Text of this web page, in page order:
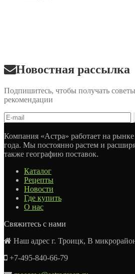
Новостная рассылка
Подпишитесь, чтобы получать
рекомендации
Компания «Астра» работает на
года. Мы постоянно растем и
также географию поставок.
Каталог
Рецепты
Новости
Где купить
О нас
Свяжитесь с нами
Наш адрес г. Троицк, В
+7-495-840-66-79